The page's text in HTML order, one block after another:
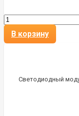
В корзину
Светодиодный